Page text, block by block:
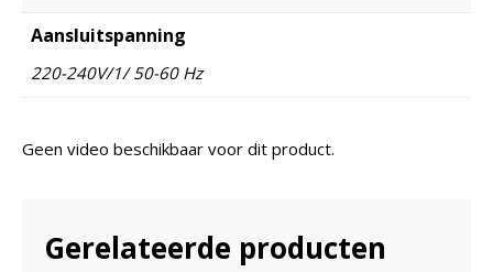
Aansluitspanning
220-240V/1/ 50-60 Hz
Geen video beschikbaar voor dit product.
Gerelateerde producten